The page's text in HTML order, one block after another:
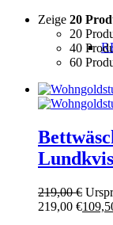
Zeige 20
20
40
60
219,00€
219,00 €